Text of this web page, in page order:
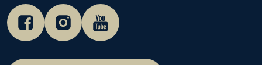
obnovu. …